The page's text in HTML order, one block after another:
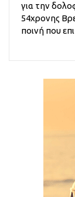
για την
54χρονης
ποινή που